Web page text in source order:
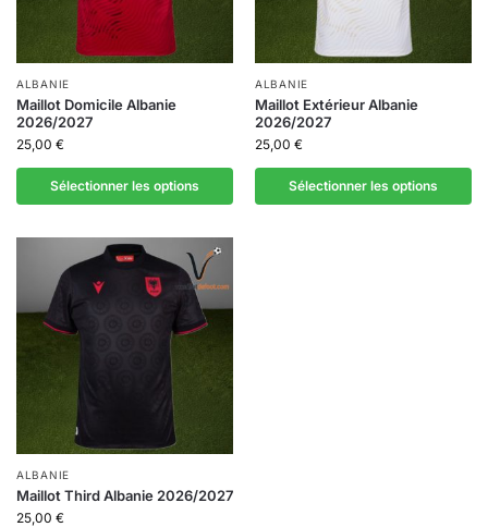
ALBANIE
Maillot Domicile Albanie
2026/2027
25,00 €
Sélectionner les options
ALBANIE
Maillot Extérieur Albanie
2026/2027
25,00 €
Sélectionner les options
ALBANIE
Maillot Third Albanie 2026/2027
25,00 €